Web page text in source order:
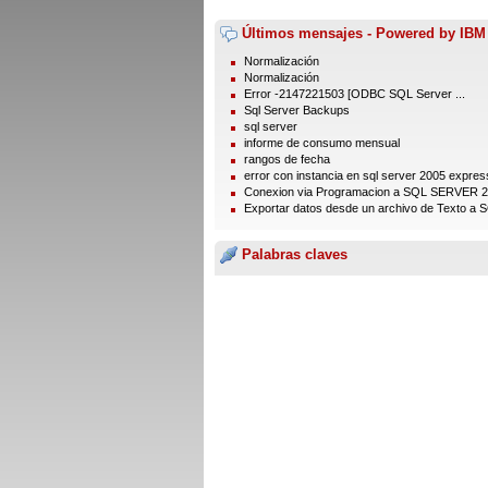
Últimos mensajes - Powered by IBM
Normalización
Normalización
Error -2147221503 [ODBC SQL Server ...
Sql Server Backups
sql server
informe de consumo mensual
rangos de fecha
error con instancia en sql server 2005
Conexion via Programacion a SQL SERVER
Exportar datos desde un archivo de Texto a
Palabras claves